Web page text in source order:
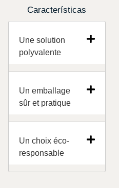
Características
Une solution
polyvalente
Un emballage
sûr et pratique
Un choix éco-
responsable